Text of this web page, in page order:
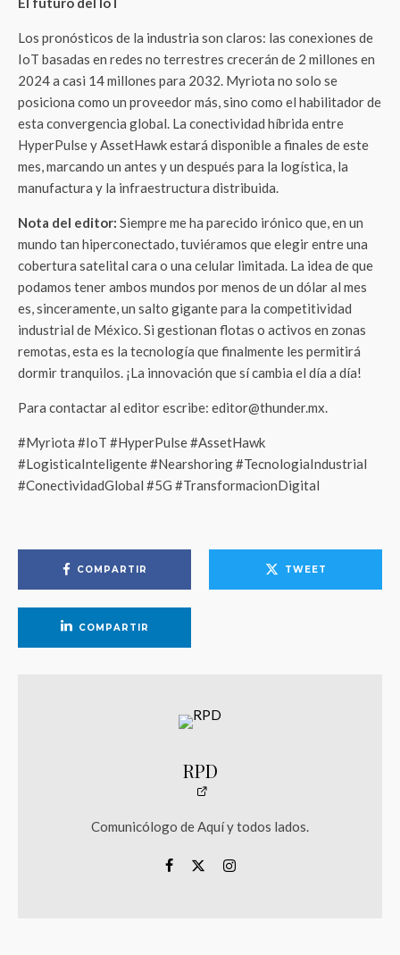
Los pronósticos de la industria son claros: las conexiones de
IoT basadas en redes no terrestres crecerán de 2 millones en
2024 a casi 14 millones para 2032. Myriota no solo se
posiciona como un proveedor más, sino como el habilitador de
esta convergencia global. La conectividad híbrida entre
HyperPulse y AssetHawk estará disponible a finales de este
mes, marcando un antes y un después para la logística, la
manufactura y la infraestructura distribuida.
Nota del editor: Siempre me ha parecido irónico que, en un
mundo tan hiperconectado, tuviéramos que elegir entre una
cobertura satelital cara o una celular limitada. La idea de que
podamos tener ambos mundos por menos de un dólar al mes
es, sinceramente, un salto gigante para la competitividad
industrial de México. Si gestionan flotas o activos en zonas
remotas, esta es la tecnología que finalmente les permitirá
dormir tranquilos. ¡La innovación que sí cambia el día a día!
Para contactar al editor escribe: editor@thunder.mx.
#Myriota #IoT #HyperPulse #AssetHawk
#LogisticaInteligente #Nearshoring #TecnologiaIndustrial
#ConectividadGlobal #5G #TransformacionDigital
COMPARTIR TWEET
COMPARTIR
RPD
Comunicólogo de Aquí y todos lados.